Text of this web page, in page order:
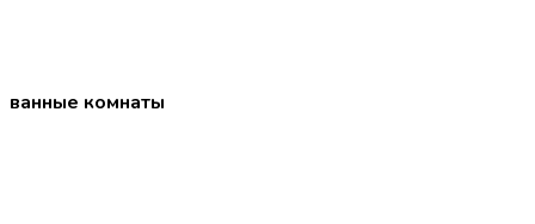
ванные комнаты